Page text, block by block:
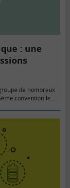
: une
de nombreux
convention le